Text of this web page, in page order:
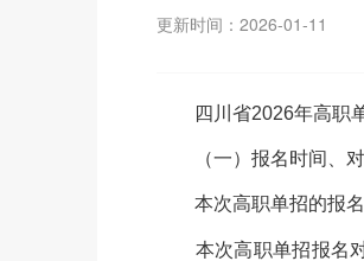
更新时间：2026-01-11
四川省2026年高职单
（一）报名时间、对
本次高职单招的报名
本次高职单招报名对